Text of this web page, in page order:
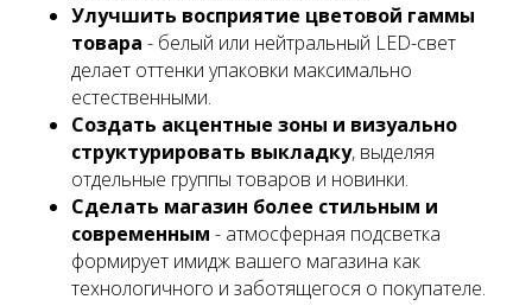
Улучшить восприятие цветовой гаммы
товара - белый или нейтральный LED-свет
делает оттенки упаковки максимально
естественными.
Создать акцентные зоны и визуально
структурировать выкладку, выделяя
отдельные группы товаров и новинки.
Сделать магазин более стильным и
современным - атмосферная подсветка
формирует имидж вашего магазина как
технологичного и заботящегося о покупателе.